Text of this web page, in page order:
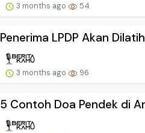
3 months ago 54
Penerima LPDP Akan
3 months ago 96
5 Contoh Doa Pendek di